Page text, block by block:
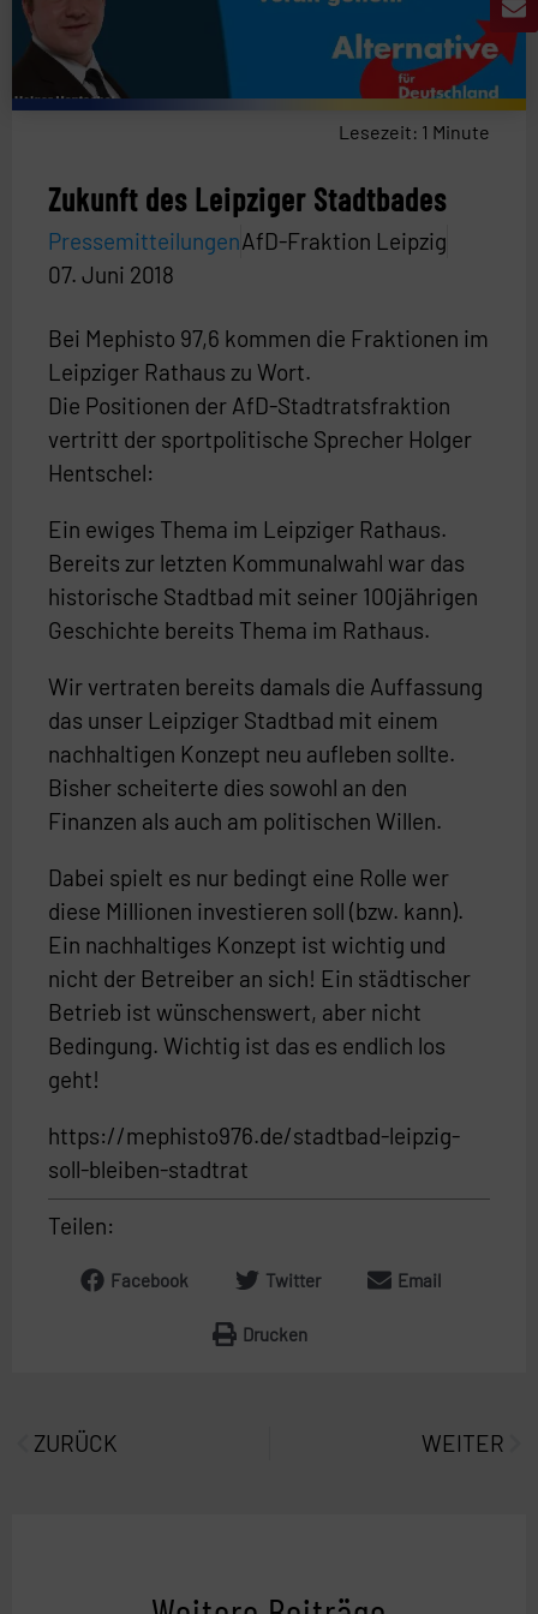
Lesezeit: 1 Minute
Zukunft des Leipziger Stadtbades
PressemitteilungenAfD-Fraktion Leipzig
07. Juni 2018
Bei Mephisto 97,6 kommen die Fraktionen im
Leipziger Rathaus zu Wort.
Die Positionen der AfD-Stadtratsfraktion
vertritt der sportpolitische Sprecher Holger
Hentschel:
Ein ewiges Thema im Leipziger Rathaus.
Bereits zur letzten Kommunalwahl war das
historische Stadtbad mit seiner 100jährigen
Geschichte bereits Thema im Rathaus.
Wir vertraten bereits damals die Auffassung
das unser Leipziger Stadtbad mit einem
nachhaltigen Konzept neu aufleben sollte.
Bisher scheiterte dies sowohl an den
Finanzen als auch am politischen Willen.
Dabei spielt es nur bedingt eine Rolle wer
diese Millionen investieren soll (bzw. kann).
Ein nachhaltiges Konzept ist wichtig und
nicht der Betreiber an sich! Ein städtischer
Betrieb ist wünschenswert, aber nicht
Bedingung. Wichtig ist das es endlich los
geht!
https://mephisto976.de/stadtbad-leipzig-
soll-bleiben-stadtrat
Teilen:
Facebook Twitter Email
Drucken
ZURÜCK WEITER